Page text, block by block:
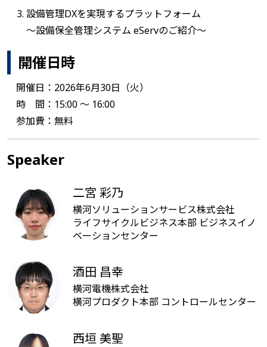
設備管理DXを実現するプラットフォーム
～設備保全管理システム eServのご紹介～
開催日時
開催日：2026年6月30日（火）
時 間：15:00 ～ 16:00
参加費：無料
Speaker
二宮 彩乃
横河ソリューションサービス株式会社
ライフサイクルビジネス本部 ビジネスイノ
ベーションセンター
酒田 昌幸
横河電機株式会社
横河プロダクト本部 コントロールセンター
西垣 美聖